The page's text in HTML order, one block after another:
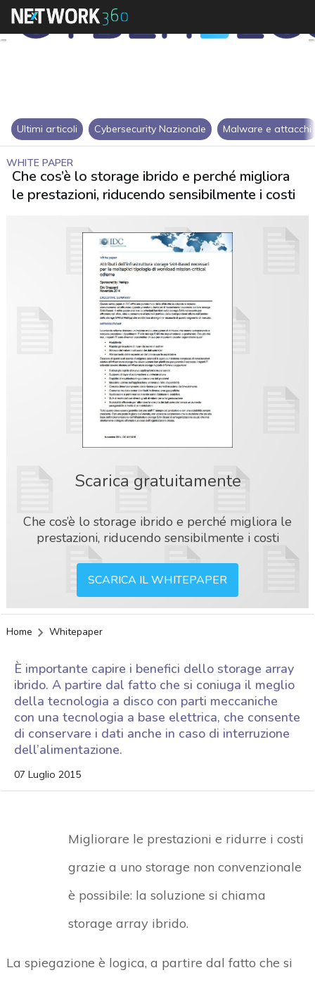
Ultimi articoli Cybersecurity Nazionale Malware e attacchi
WHITE PAPER
Che cos’è lo storage ibrido e perché migliora
le prestazioni, riducendo sensibilmente i costi
Scarica gratuitamente
Che cos’è lo storage ibrido e perché migliora le
prestazioni, riducendo sensibilmente i costi
SCARICA IL WHITEPAPER
Home Whitepaper
È importante capire i benefici dello storage array
ibrido. A partire dal fatto che si coniuga il meglio
della tecnologia a disco con parti meccaniche
con una tecnologia a base elettrica, che consente
di conservare i dati anche in caso di interruzione
dell’alimentazione.
07 Luglio 2015
Migliorare le prestazioni e ridurre i costi
grazie a uno storage non convenzionale
è possibile: la soluzione si chiama
storage array ibrido.
La spiegazione è logica, a partire dal fatto che si